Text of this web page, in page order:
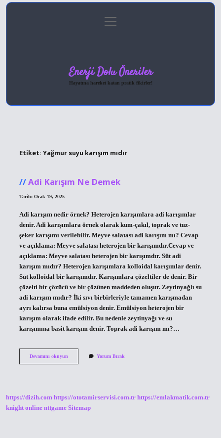
Gizlilik Politikası
menüyü
aç
Enerji Dolu Öneriler
Hayatına hareket katan pratik fikirler!
Etiket: Yağmur suyu karışım mıdır
Adi Karışım Ne Demek
Tarih: Ocak 19, 2025
Adi karışım nedir örnek? Heterojen karışımlara adi karışımlar
denir. Adi karışımlara örnek olarak kum-çakıl, toprak ve tuz-
şeker karışımı verilebilir. Meyve salatası adi karışım mı? Cevap
ve açıklama: Meyve salatası heterojen bir karışımdır.Cevap ve
açıklama: Meyve salatası heterojen bir karışımdır. Süt adi
karışım mıdır? Heterojen karışımlara kolloidal karışımlar denir.
Süt kolloidal bir karışımdır. Karışımlara çözeltiler de denir. Bir
çözelti bir çözücü ve bir çözünen maddeden oluşur. Zeytinyağlı su
adi karışım mıdır? İki sıvı birbirleriyle tamamen karışmadan
ayrı kalırsa buna emülsiyon denir. Emülsiyon heterojen bir
karışım olarak ifade edilir. Bu nedenle zeytinyağı ve su
karışımına basit karışım denir. Toprak adi karışım mı?…
Devamını okuyunAdi
Yorum Bırak
https://dizih.com https://ototamirservisi.com.tr https://emlakmatik.com.tr
knight online nttgame Sitemap